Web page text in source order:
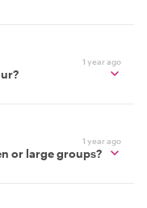
1 year ago
1 year ago
or large groups?